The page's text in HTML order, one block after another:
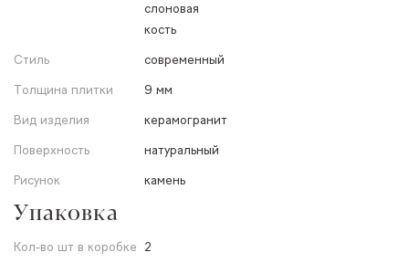
слоновая
кость
Стиль
современный
Толщина плитки
9 мм
Вид изделия
керамогранит
Поверхность
натуральный
Рисунок
камень
Упаковка
Кол-во шт в коробке 2